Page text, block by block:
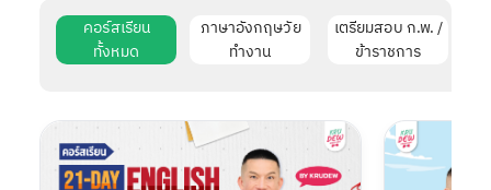
คอร์สเรียน
ทั้งหมด
ภาษาอังกฤษวัย
ทำงาน
เตรียมสอบ ก.พ. /
ข้าราชการ